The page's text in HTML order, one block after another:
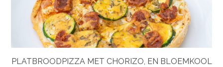
PLATBROODPIZZA MET CHORIZO, EN BLOEMKOOL